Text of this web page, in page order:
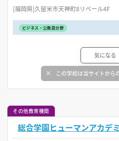
[福岡県]久留米市天神町8リベール4F
ビジネス・公務員分野
気になる
この学校は当サイトから
その他教育機関
総合学園ヒューマンアカデ